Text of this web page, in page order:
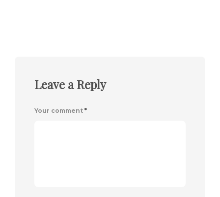
Leave a Reply
Your comment *